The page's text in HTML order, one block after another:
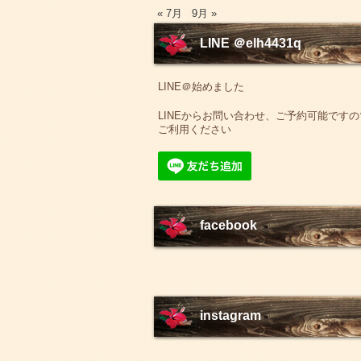
« 7月 9月 »
LINE ＠elh4431q
LINE＠始めました
LINEからお問い合わせ、ご予約可能です
ご利用ください
facebook
instagram